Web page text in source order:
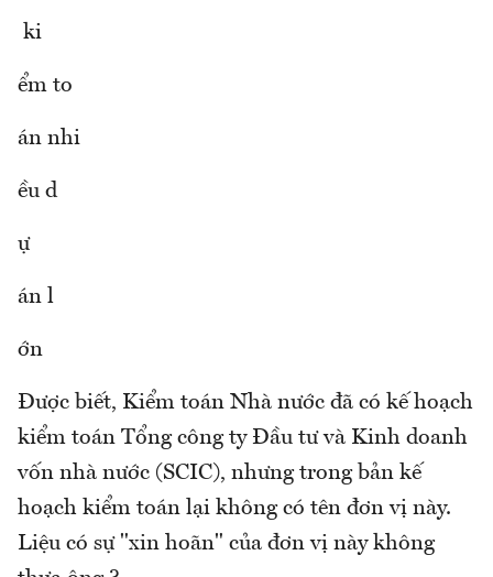
ki
ểm to
án nhi
ều d
ự
án l
ớn
Được biết, Kiểm toán Nhà nước đã có kế hoạch
kiểm toán Tổng công ty Đầu tư và Kinh doanh
vốn nhà nước (SCIC), nhưng trong bản kế
hoạch kiểm toán lại không có tên đơn vị này.
Liệu có sự "xin hoãn" của đơn vị này không